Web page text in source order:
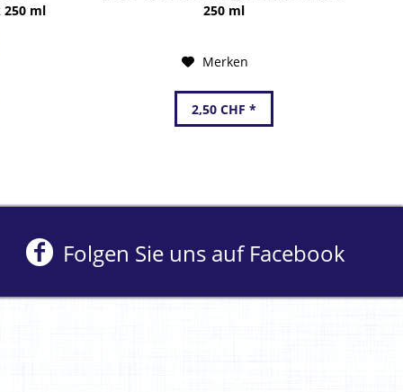
250 ml
250 ml
Merken
2,50 CHF *
Folgen Sie uns auf Facebook